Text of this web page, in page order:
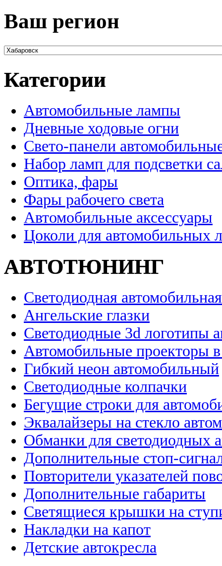
Ваш регион
Категории
Автомобильные лампы
Дневные ходовые огни
Свето-панели
Набор ламп для подсветки
Оптика, фары
Фары рабочего света
Автомобильные аксессуары
Цоколи для автомобильных
АВТОТЮНИНГ
Светодиодная
Ангельские глазки
Светодиодные 3d логотипы
Автомобильные проекторы
Гибкий неон автомобильный
Светодиодные колпачки
Бегущие строки для
Эквалайзеры на стекло
Обманки для светодиодных
Дополнительные стоп-
Повторители указателей
Дополнительные габариты
Светящиеся крышки на
Накладки на капот
Детские автокресла